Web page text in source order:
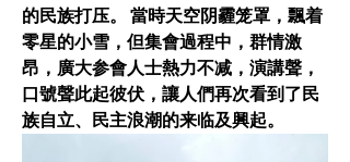
的民族打压。 當時天空阴霾笼罩，飄着
零星的小雪，但集會過程中，群情激
昂，廣大参會人士熱力不减，演講聲，
口號聲此起彼伏，讓人們再次看到了民
族自立、民主浪潮的来临及興起。